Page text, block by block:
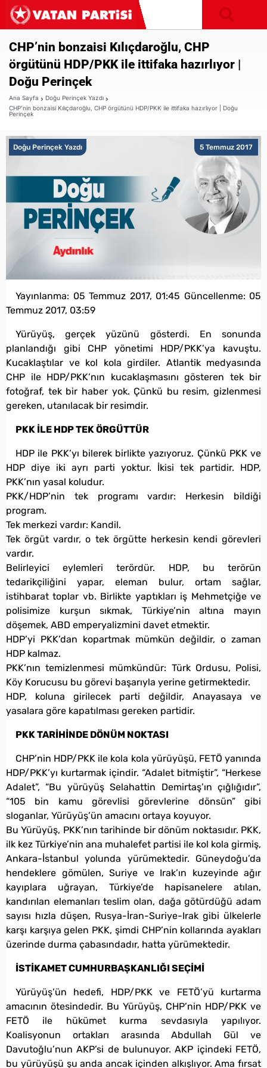
CHP’nin bonzaisi Kılıçdaroğlu, CHP
örgütünü HDP/PKK ile ittifaka hazırlıyor |
Doğu Perinçek
Ana Sayfa
Doğu Perinçek Yazdı
CHP’nin bonzaisi Kılıçdaroğlu, CHP örgütünü HDP/PKK ile ittifaka hazırlıyor | Doğu
Perinçek
5 Temmuz 2017
Doğu Perinçek Yazdı
Yayınlanma: 05 Temmuz 2017, 01:45 Güncellenme: 05
Temmuz 2017, 03:59
Yürüyüş, gerçek yüzünü gösterdi. En sonunda
planlandığı gibi CHP yönetimi HDP/PKK’ya kavuştu.
Kucaklaştılar ve kol kola girdiler. Atlantik medyasında
CHP ile HDP/PKK’nın kucaklaşmasını gösteren tek bir
fotoğraf, tek bir haber yok. Çünkü bu resim, gizlenmesi
gereken, utanılacak bir resimdir.
PKK İLE HDP TEK ÖRGÜTTÜR
HDP ile PKK’yı bilerek birlikte yazıyoruz. Çünkü PKK ve
HDP diye iki ayrı parti yoktur. İkisi tek partidir. HDP,
PKK’nın yasal koludur.
PKK/HDP’nin tek programı vardır: Herkesin bildiği
program.
Tek merkezi vardır: Kandil.
Tek örgüt vardır, o tek örgütte herkesin kendi görevleri
vardır.
Belirleyici eylemleri terördür. HDP, bu terörün
tedarikçiliğini yapar, eleman bulur, ortam sağlar,
istihbarat toplar vb. Birlikte yaptıkları iş Mehmetçiğe ve
polisimize kurşun sıkmak, Türkiye’nin altına mayın
döşemek, ABD emperyalizmini davet etmektir.
HDP’yi PKK’dan kopartmak mümkün değildir, o zaman
HDP kalmaz.
PKK’nın temizlenmesi mümkündür: Türk Ordusu, Polisi,
Köy Korucusu bu görevi başarıyla yerine getirmektedir.
HDP, koluna girilecek parti değildir, Anayasaya ve
yasalara göre kapatılması gereken partidir.
PKK TARİHİNDE DÖNÜM NOKTASI
CHP’nin HDP/PKK ile kola kola yürüyüşü, FETÖ yanında
HDP/PKK’yı kurtarmak içindir. “Adalet bitmiştir”, “Herkese
Adalet”, “Bu yürüyüş Selahattin Demirtaş’ın çığlığıdır”,
“105 bin kamu görevlisi görevlerine dönsün” gibi
sloganlar, Yürüyüş’ün amacını ortaya koyuyor.
Bu Yürüyüş, PKK’nın tarihinde bir dönüm noktasıdır. PKK,
ilk kez Türkiye’nin ana muhalefet partisi ile kol kola girmiş,
Ankara-İstanbul yolunda yürümektedir. Güneydoğu’da
hendeklere gömülen, Suriye ve Irak’ın kuzeyinde ağır
kayıplara uğrayan, Türkiye’de hapisanelere atılan,
kandırılan elemanları teslim olan, dağa götürdüğü adam
sayısı hızla düşen, Rusya-İran-Suriye-Irak gibi ülkelerle
karşı karşıya gelen PKK, şimdi CHP’nin kollarında ayakları
üzerinde durma çabasındadır, hatta yürümektedir.
İSTİKAMET CUMHURBAŞKANLIĞI SEÇİMİ
Yürüyüş’ün hedefi, HDP/PKK ve FETÖ’yü kurtarma
amacının ötesindedir. Bu Yürüyüş, CHP’nin HDP/PKK ve
FETÖ ile hükümet kurma sevdasıyla yapılıyor.
Koalisyonun ortakları arasında Abdullah Gül ve
Davutoğlu’nun AKP’si de bulunuyor. AKP içindeki FETÖ,
bu yürüyüşü şu anda ancak içinden alkışlıyor. Ama fırsat